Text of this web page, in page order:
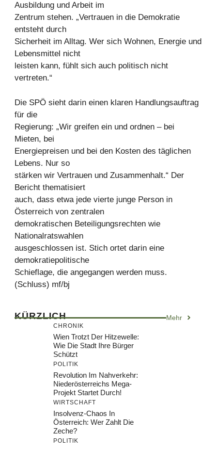
Ausbildung und Arbeit im
Zentrum stehen. „Vertrauen in die Demokratie
entsteht durch
Sicherheit im Alltag. Wer sich Wohnen, Energie und
Lebensmittel nicht
leisten kann, fühlt sich auch politisch nicht
vertreten.“
Die SPÖ sieht darin einen klaren Handlungsauftrag
für die
Regierung: „Wir greifen ein und ordnen – bei
Mieten, bei
Energiepreisen und bei den Kosten des täglichen
Lebens. Nur so
stärken wir Vertrauen und Zusammenhalt.“ Der
Bericht thematisiert
auch, dass etwa jede vierte junge Person in
Österreich von zentralen
demokratischen Beteiligungsrechten wie
Nationalratswahlen
ausgeschlossen ist. Stich ortet darin eine
demokratiepolitische
Schieflage, die angegangen werden muss.
(Schluss) mf/bj
KÜRZLICH Mehr
CHRONIK
Wien Trotzt Der Hitzewelle:
Wie Die Stadt Ihre Bürger
Schützt
POLITIK
Revolution Im Nahverkehr:
Niederösterreichs Mega-
Projekt Startet Durch!
WIRTSCHAFT
Insolvenz-Chaos In
Österreich: Wer Zahlt Die
Zeche?
POLITIK